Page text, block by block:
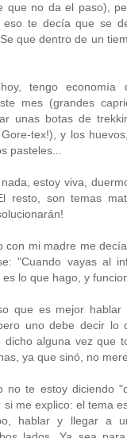
que no da el paso),
eso te decía que se
que dentro de un
tengo economía
mes (grandes
unas botas de
tex!), y los
pasteles...
estoy viva,
resto, son temas
con mi madre me
"Cuando vayas al
es lo que hago, y
que es mejor hablar
uno debe decir lo
dicho alguna vez que
ya que sinó, no
no te estoy diciendo
si me explico: el tema
hablar y llegar a